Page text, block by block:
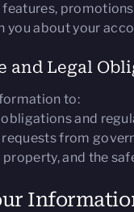
you about your
and Legal
to:
and
from
and the